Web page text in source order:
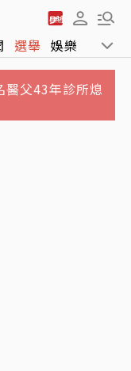
選舉 娛樂 運動
醫父43年診所熄